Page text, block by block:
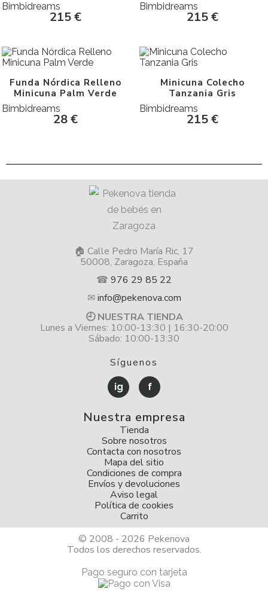
Bimbidreams
215€
Bimbidreams
215€
Funda Nórdica Relleno
Minicuna Palm Verde
Bimbidreams
28€
Minicuna Colecho
Tanzania Gris
Bimbidreams
215€
🏠 Calle Pedro María Ric, 17
50008, Zaragoza, España
☎ 976 29 85 22
✉info@pekenova.com
🕘 NUESTRA TIENDA
Lunes a Viernes: 10:00-13:30 | 16:30-20:00
Sábado: 10:00-13:30
Síguenos
ig f
Nuestra empresa
Tienda
Sobre nosotros
Contacta con nosotros
Mapa del sitio
Condiciones de compra
Envíos y devoluciones
Aviso legal
Política de cookies
Carrito
© 2008 - 2026 Pekenova
Todos los derechos reservados.
Pago seguro con tarjeta